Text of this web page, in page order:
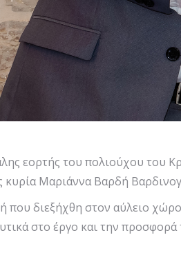
εορτής του πολιούχου του
κυρία Μαριάννα Βαρδή
που διεξήχθη στον αύλειο
στο έργο και την